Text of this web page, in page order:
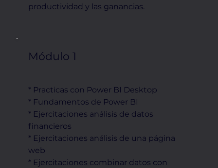
productividad y las ganancias.
Módulo 1
* Practicas con Power BI Desktop
* Fundamentos de Power BI
* Ejercitaciones análisis de datos
financieros
* Ejercitaciones análisis de una página
web
* Ejercitaciones combinar datos con